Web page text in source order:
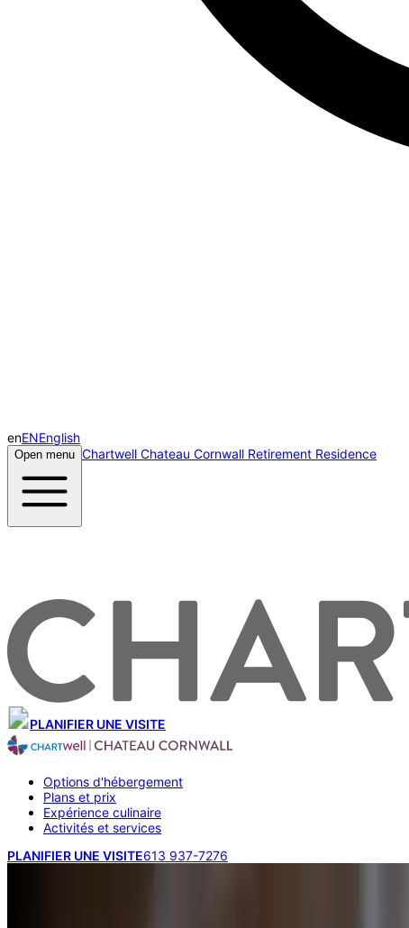
enENEnglish
Open menu Chartwell Chateau Cornwall Retirement Residence
PLANIFIER UNE VISITE
Options d'hébergement
Plans et prix
Expérience culinaire
Activités et services
PLANIFIER UNE VISITE613 937-7276